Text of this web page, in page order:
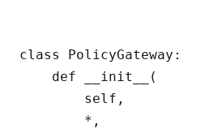
class PolicyGateway:
    def __init__(
        self,
        *,